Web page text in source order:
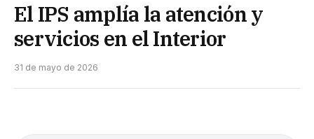
El IPS amplía la atención y
servicios en el Interior
31 de mayo de 2026